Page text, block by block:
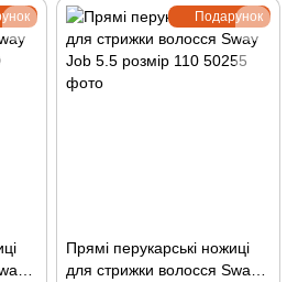
Подарунок
Прямі перукарські ножиці
для стрижки волосся Sway